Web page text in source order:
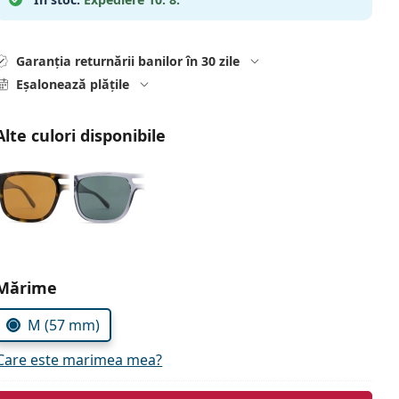
Garanția returnării banilor în 30 zile
Eșalonează plățile
culori disponibile
parametrii
M (57 mm)
este marimea mea?